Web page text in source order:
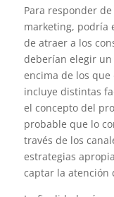
Para responder
marketing, podría
de atraer a los
deberían elegir
encima de los que
incluye distintas
el concepto del
probable que lo
través de los
estrategias
captar la atención